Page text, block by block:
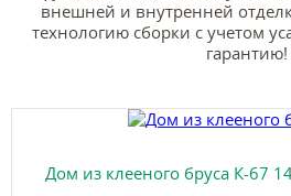
внешней и внутренней
технологию сборки с учетом
гарантию!
Дом из клееного бруса К-67